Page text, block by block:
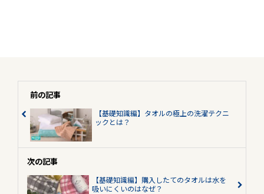
前の記事
【基礎知識編】タオルの極上の洗濯テクニ
ックとは？
次の記事
【基礎知識編】購入したてのタオルは水を
吸いにくいのはなぜ？